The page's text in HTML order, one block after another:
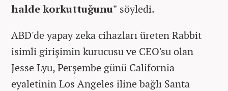
halde korkuttuğunu" söyledi.
ABD'de yapay zeka cihazları üreten Rabbit
isimli girişimin kurucusu ve CEO'su olan
Jesse Lyu, Perşembe günü California
eyaletinin Los Angeles iline bağlı Santa